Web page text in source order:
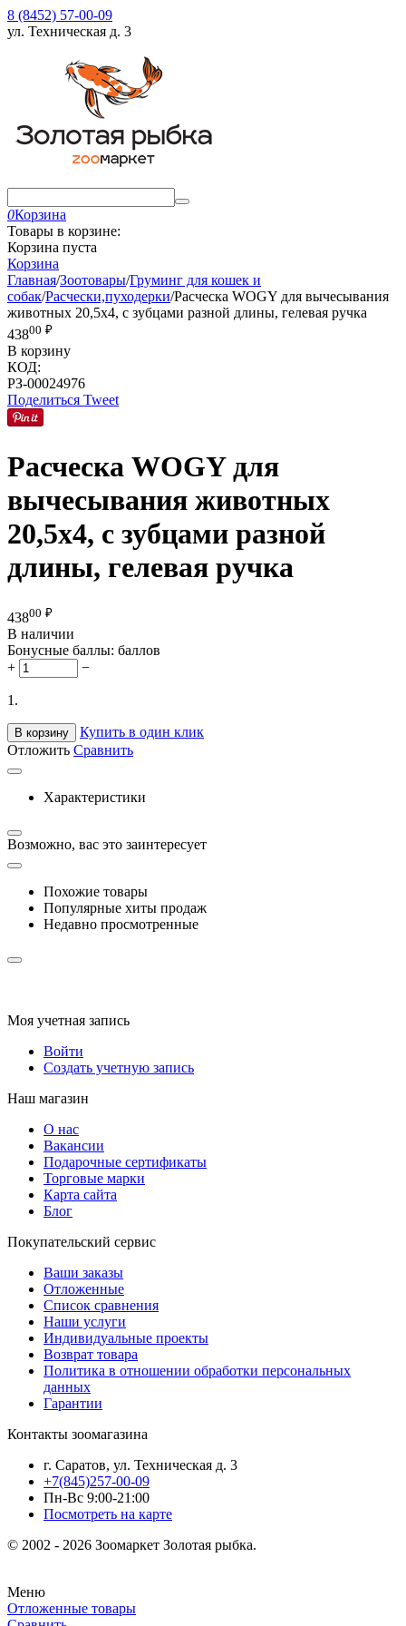
8 (8452) 57-00-09
ул. Техническая д. 3
0Корзина
Товары в корзине:
Корзина пуста
Корзина
Главная/Зоотовары/Груминг для кошек и
собак/Расчески,пуходерки/Расческа WOGY для вычесывания
животных 20,5х4, с зубцами разной длины, гелевая ручка
43800 ₽
В корзину
КОД:
РЗ-00024976
Поделиться Tweet
Расческа WOGY для
вычесывания животных
20,5х4, с зубцами разной
длины, гелевая ручка
43800 ₽
В наличии
Бонусные баллы: баллов
+
−
1.
В корзину
Купить в один клик
Отложить Сравнить
Характеристики
Возможно, вас это заинтересует
Похожие товары
Популярные хиты продаж
Недавно просмотренные
Моя учетная запись
Войти
Создать учетную запись
Наш магазин
О нас
Вакансии
Подарочные сертификаты
Торговые марки
Карта сайта
Блог
Покупательский сервис
Ваши заказы
Отложенные
Список сравнения
Наши услуги
Индивидуальные проекты
Возврат товара
Политика в отношении обработки персональных
данных
Гарантии
Контакты зоомагазина
г. Саратов, ул. Техническая д. 3
+7(845)257-00-09
Пн-Вс 9:00-21:00
Посмотреть на карте
© 2002 - 2026 Зоомаркет Золотая рыбка.
Меню
Отложенные товары